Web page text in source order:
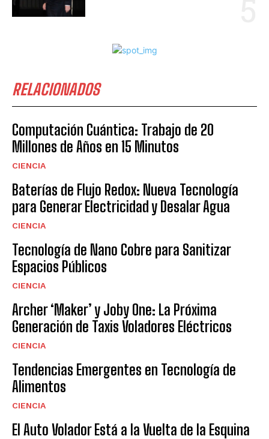
RELACIONADOS
Computación Cuántica: Trabajo de 20
Millones de Años en 15 Minutos
CIENCIA
Baterías de Flujo Redox: Nueva Tecnología
para Generar Electricidad y Desalar Agua
CIENCIA
Tecnología de Nano Cobre para Sanitizar
Espacios Públicos
CIENCIA
Archer ‘Maker’ y Joby One: La Próxima
Generación de Taxis Voladores Eléctricos
CIENCIA
Tendencias Emergentes en Tecnología de
Alimentos
CIENCIA
El Auto Volador Está a la Vuelta de la Esquina